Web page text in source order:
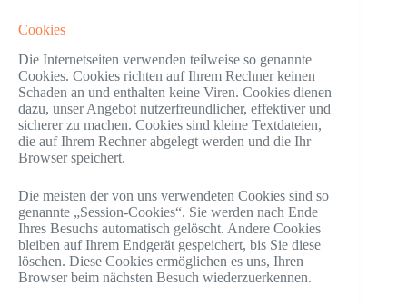
Cookies
Die Internetseiten verwenden teilweise so genannte
Cookies. Cookies richten auf Ihrem Rechner keinen
Schaden an und enthalten keine Viren. Cookies dienen
dazu, unser Angebot nutzerfreundlicher, effektiver und
sicherer zu machen. Cookies sind kleine Textdateien,
die auf Ihrem Rechner abgelegt werden und die Ihr
Browser speichert.
Die meisten der von uns verwendeten Cookies sind so
genannte „Session-Cookies“. Sie werden nach Ende
Ihres Besuchs automatisch gelöscht. Andere Cookies
bleiben auf Ihrem Endgerät gespeichert, bis Sie diese
löschen. Diese Cookies ermöglichen es uns, Ihren
Browser beim nächsten Besuch wiederzuerkennen.